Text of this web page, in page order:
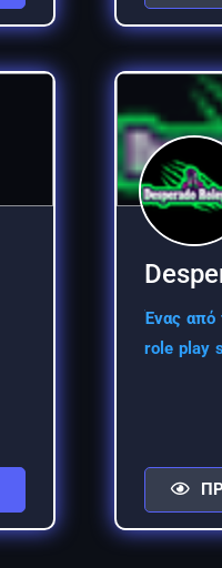
Ένας από
role play